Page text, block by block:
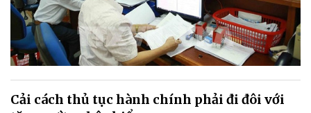
Cải cách thủ tục hành chính phải đi đôi với